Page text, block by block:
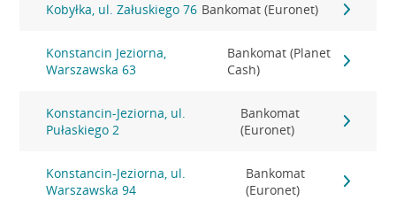
Kobyłka, ul. Załuskiego 76 Bankomat (Euronet)
Konstancin Jeziorna,
Warszawska 63
Bankomat (Planet
Cash)
Konstancin-Jeziorna, ul.
Pułaskiego 2
Bankomat
(Euronet)
Konstancin-Jeziorna, ul.
Warszawska 94
Bankomat
(Euronet)